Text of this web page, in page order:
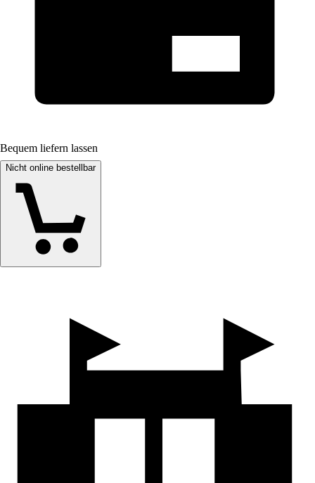
Bequem liefern lassen
Nicht online bestellbar